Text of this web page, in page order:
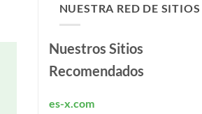
NUESTRA RED DE SITIOS
Nuestros Sitios
Recomendados
es-x.com